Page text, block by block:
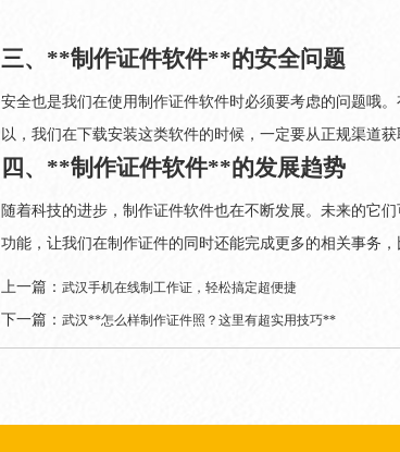
三、**制作证件软件**的安全问题
安全也是我们在使用制作证件软件时必须要考虑的问题哦
以，我们在下载安装这类软件的时候，一定要从正规渠道
四、**制作证件软件**的发展趋势
随着科技的进步，制作证件软件也在不断发展。未来的它
功能，让我们在制作证件的同时还能完成更多的相关事务
上一篇： 武汉手机在线制工作证，轻松搞定超便捷
下一篇： 武汉**怎么样制作证件照？这里有超实用技巧**